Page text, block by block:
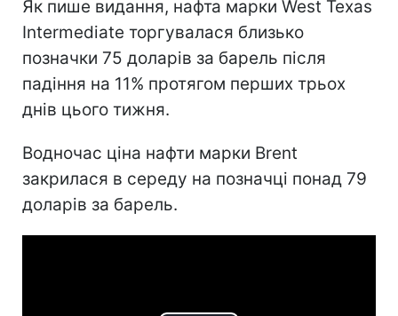
Як пише видання, нафта марки West Texas
Intermediate торгувалася близько
позначки 75 доларів за барель після
падіння на 11% протягом перших трьох
днів цього тижня.
Водночас ціна нафти марки Brent
закрилася в середу на позначці понад 79
доларів за барель.